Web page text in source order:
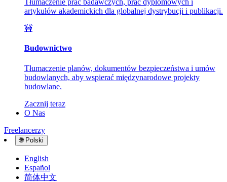
Tłumaczenie prac badawczych, prac dyplomowych i
artykułów akademickich dla globalnej dystrybucji i publikacji.
🚧
Budownictwo
Tłumaczenie planów, dokumentów bezpieczeństwa i umów
budowlanych, aby wspierać międzynarodowe projekty
budowlane.
Zacznij teraz
O Nas
Freelancerzy
🌐 Polski
English
Español
简体中文